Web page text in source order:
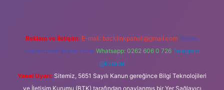
Reklam ve İletişim: E-mail: backlinkpaneli@gmail.com Teams:
forumhizmeti@gmail.com Whatsapp: 0262 606 0 726 Telegram:
@karabul
Yasal Uyarı: Sitemiz, 5651 Sayılı Kanun gereğince Bilgi Teknolojileri
ve İletişim Kurumu (BTK) tarafından onaylanmış bir Yer Sağlayıcı